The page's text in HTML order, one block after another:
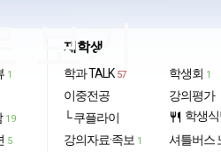
보기
1
19
5
재학생
학과 TALK 57
이중전공
└ 쿠플라이
강의자료·족보 1
학생회 1
강의평가
restaurant 학생
셔틀버스